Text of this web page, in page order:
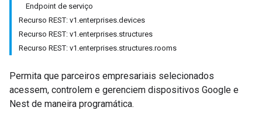
Endpoint de serviço
Recurso REST: v1 .enterprises.devices
Recurso REST: v1 .enterprises.structures
Recurso REST: v1 .enterprises.structures.rooms
Permita que parceiros empresariais selecionados
acessem, controlem e gerenciem dispositivos Google e
Nest de maneira programática.